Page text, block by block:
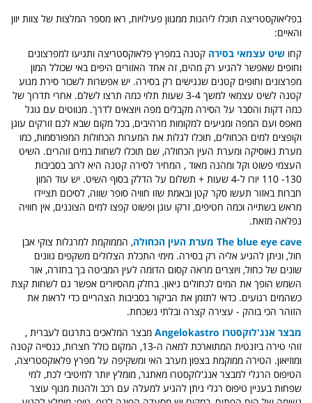
בפליאוקסטריצה תוכלו ליהנות ממגוון פעילויות, ראו מספר המלצות של צוות יוון
והאיים:
קחו שיט עצמאי בסירה קטנה במפרץ פלאוקסטריצה ותגיעו למפרצונים
וחופים שאפשר להגיע רק מהים, זה אחד האזורים היפים באי שכולל המון
מפרצונים וחופים קטנים שנגישים רק בסירה. יש אפשרות לשכור סירת מנוע
קטנה לשיט עצמאי למשך 3-4 שעות תלוי כמה תרצו לשלם. אחרי תדרוך של
כמה דקות והסבר על הסירה מקבלים מפה ויוצאים לדרך. מנווטים עם גוגל
מאפס ועם המפה ומגיעים למקומות מרהיבים, בכל מקום שבא לכם זורקים עוגן
וקופצים למים הכחולים, תוכלו לגלות את המערות הכחולות המפורסמות, כמו
מערת נאוסיקה ומערת העין הכחולה, שם תוכלו לשחות במים זוהרים. השיט
העצמי פשוט וקל ומהנה מאוד , המחיר לסירה קטנה היא לרוב בסביבות
130- 110 יורו ל-4 שעות + תשלום על הדלק בסוף השיט. יש עוד המון
חברות באזור תעשו סקר קטן ובאמת שזו חוויה סופר שווה, לסיכום תציידו
מראש בשתייה וכמה חטיפים, זרקו עוגן ופשוט קפצו למים הצוננים, אין חוויה
נפלאה מזאת.
The blue eye cave מערת העין הכחולה
, הממוקמת למרגלות צוקי אבן
חול, וניתן להגיע אליה רק ​​בסירה. מימי התכלת הצלולים משקפים גוונים
שונים של כחול, ויוצרים מראה קסום הדומה לעין המביטה בך בחזרה, אור
השמש הופך את המים לכחולים ניאון. בחלק מהסיורים אפשר גם לשחות קצת
כשהמים רגועים. כדאי לתזמן את הביקור בסביבות הצהריים כדי לראות את
הזוהר הכי בוהק - עצירה קצרה ובלתי נשכחת.
מבצר אנג'לוקסטרו Angelokastro
מבצר המלאכים בתרגום לעברית ,
זוהי טירה ביזנטית המתוארכת למאה ה-13, המקום
כולל חצרות, כנסייה קטנה
ומוזיאון. הטירה ממוקמת בצפון מערב האי ומשקיפה על מפרץ פלאוקסטריצה,
הטיפוס הרגלי למבצר אנג'לוקסטרו מאתגר, מומלץ יותר למיטיבי לכת, למי
שפחות בעניין טיפוס רגלי ניתן להגיע למעלה עם רכב ולהנות מנוף עוצר